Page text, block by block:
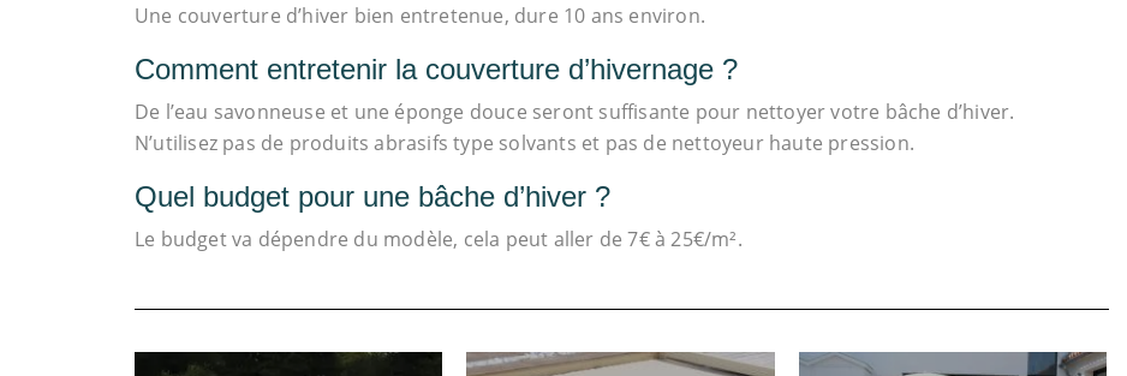
Une couverture d’hiver bien entretenue, dure 10 ans environ.
Comment entretenir la couverture d’hivernage ?
De l’eau savonneuse et une éponge douce seront suffisante pour nettoyer votre bâche d’hiver.
N’utilisez pas de produits abrasifs type solvants et pas de nettoyeur haute pression.
Quel budget pour une bâche d’hiver ?
Le budget va dépendre du modèle, cela peut aller de 7€ à 25€/m².